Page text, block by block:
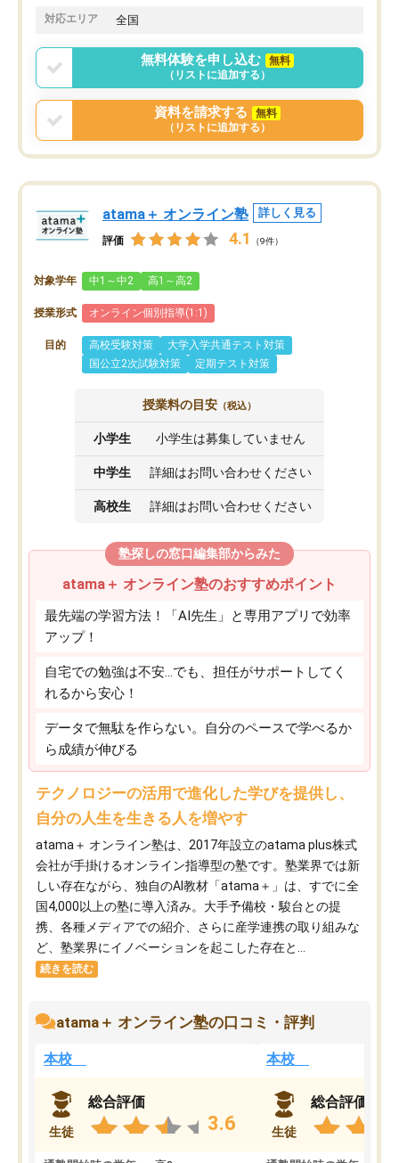
対応エリア 全国
無料体験を申し込む
無料
（リストに追加する）
資料を請求する
無料
（リストに追加する）
atama＋ オンライン塾 詳しく見る
評価 4.1 （9件）
対象学年 中1～中2 高1～高2
授業形式 オンライン個別指導(1:1)
目的 高校受験対策
大学入学共通テスト対策
国公立2次試験対策
定期テスト対策
授業料の目安 （税込）
小学生 小学生は募集していません
中学生 詳細はお問い合わせください
高校生 詳細はお問い合わせください
塾探しの窓口編集部からみた
atama＋ オンライン塾のおすすめポイント
最先端の学習方法！「AI先生」と専用アプリで効率
アップ！
自宅での勉強は不安…でも、担任がサポートしてく
れるから安心！
データで無駄を作らない。自分のペースで学べるか
ら成績が伸びる
テクノロジーの活用で進化した学びを提供し、
自分の人生を生きる人を増やす
atama＋ オンライン塾は、2017年設立のatama plus株式
会社が手掛けるオンライン指導型の塾です。塾業界では新
しい存在ながら、独自のAI教材「atama＋」は、すでに全
国4,000以上の塾に導入済み。大手予備校・駿台との提
携、各種メディアでの紹介、さらに産学連携の取り組みな
ど、塾業界にイノベーションを起こした存在と...
続きを読む
atama＋ オンライン塾の口コミ・評判
本校
生徒
総合評価
3.6
本校
生徒
総合評価